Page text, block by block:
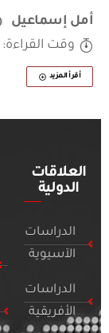
أمل إسماعيل
وقت القراءة: 10 دقيقة
أقرأ المزيد
العلاقات
الدولية
الدراسات
الآسيوية
الدراسات
الأفريقية